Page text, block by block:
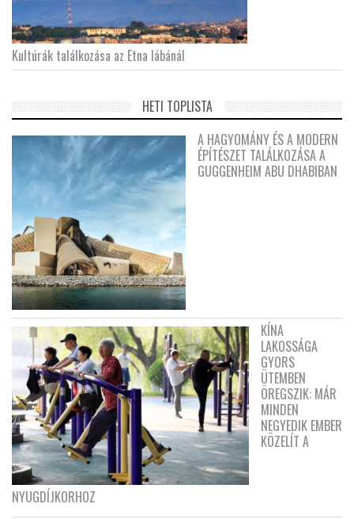
Kultúrák találkozása az Etna lábánál
HETI TOPLISTA
A HAGYOMÁNY ÉS A MODERN
ÉPÍTÉSZET TALÁLKOZÁSA A
GUGGENHEIM ABU DHABIBAN
KÍNA
LAKOSSÁGA
GYORS
ÜTEMBEN
ÖREGSZIK: MÁR
MINDEN
NEGYEDIK EMBER
KÖZELÍT A
NYUGDÍJKORHOZ